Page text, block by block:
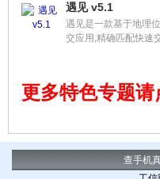
不堪了，相对于只需要
微信来说，这个版本
少，没有多余的游戏
遇见 v5.1
遇见是一款基于地理
交应用,精确匹配快速
逅游戏，给你绝对不
验，语音、视频、图
更多特色专题请
查手机